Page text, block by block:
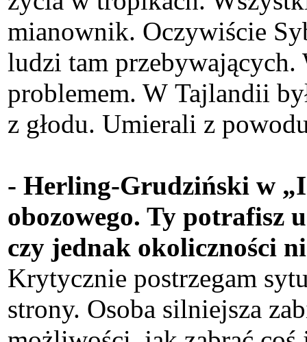
mianownik. Oczywiście
ludzi tam
problemem. W Tajlandii
z głodu. Umierali z
- Herling-Grudziński w
obozowego. Ty potrafisz
czy jednak okoliczności
Krytycznie postrzegam
strony. Osoba silniejsza